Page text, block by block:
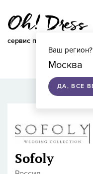
сервис по подбору
Ваш регион?
Москва
ДА, ВСЕ
Sofoly